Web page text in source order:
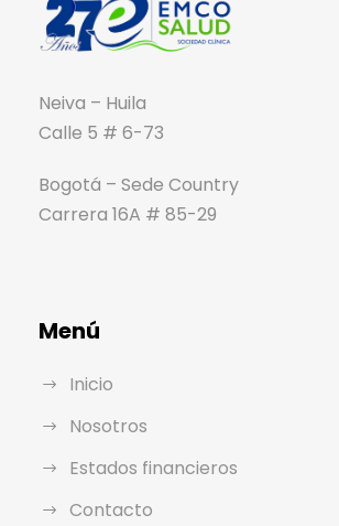
Neiva – Huila
Calle 5 # 6-73
Bogotá – Sede Country
Carrera 16A # 85-29
Menú
Inicio
Nosotros
Estados financieros
Contacto